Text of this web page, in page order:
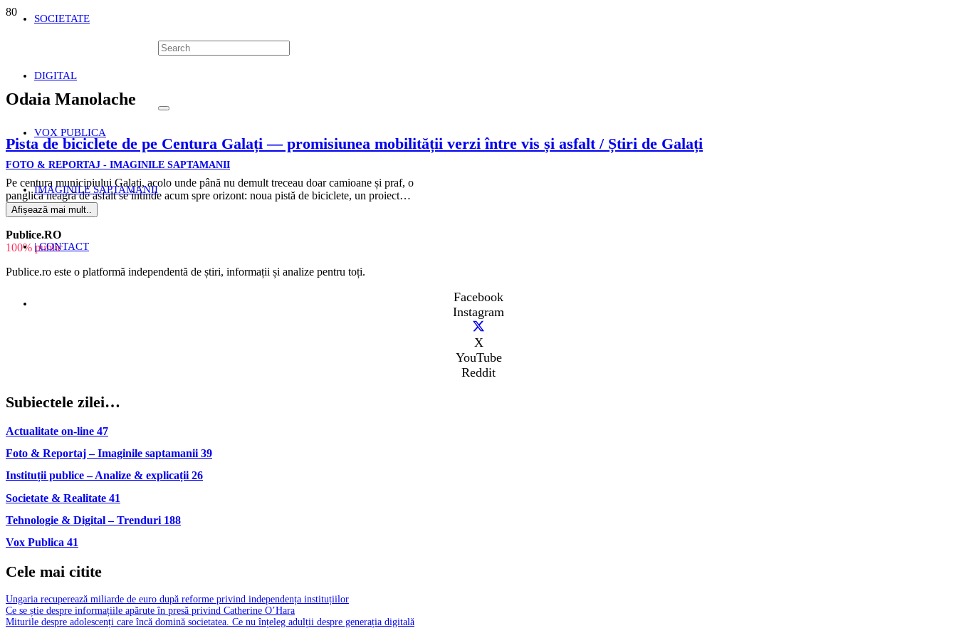
SOCIETATE
DIGITAL
VOX PUBLICA
IMAGINILE SAPTAMANII
| CONTACT
Odaia Manolache
Pista de biciclete de pe Centura Galați — promisiunea mobilității verzi între vis și asfalt / Știri de Galați
FOTO & REPORTAJ - IMAGINILE SAPTAMANII
Pe centura municipiului Galați, acolo unde până nu demult treceau doar camioane și praf, o
panglică neagră de asfalt se întinde acum spre orizont: noua pistă de biciclete, un proiect…
Afișează mai mult..
Publice.RO
100% public
Publice.ro este o platformă independentă de știri, informații și analize pentru toți.
Facebook
Instagram
X
YouTube
Reddit
Subiectele zilei…
Actualitate on-line 47
Foto & Reportaj – Imaginile saptamanii 39
Instituții publice – Analize & explicații 26
Societate & Realitate 41
Tehnologie & Digital – Trenduri 188
Vox Publica 41
Cele mai citite
Ungaria recuperează miliarde de euro după reforme privind independența instituțiilor
Ce se știe despre informațiile apărute în presă privind Catherine O’Hara
Miturile despre adolescenți care încă domină societatea. Ce nu înțeleg adulții despre generația digitală